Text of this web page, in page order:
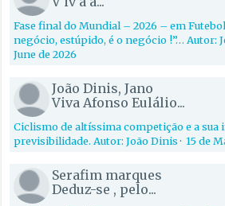
Fase final do Mundial – 2026 – em Futebol
negócio, estúpido, é o negócio !”… Autor:
June de 2026
João Dinis, Jano
Viva Afonso Eulálio...
Ciclismo de altíssima competição e a sua
previsibilidade. Autor: João Dinis·15 de
Serafim marques
Deduz-se , pelo...